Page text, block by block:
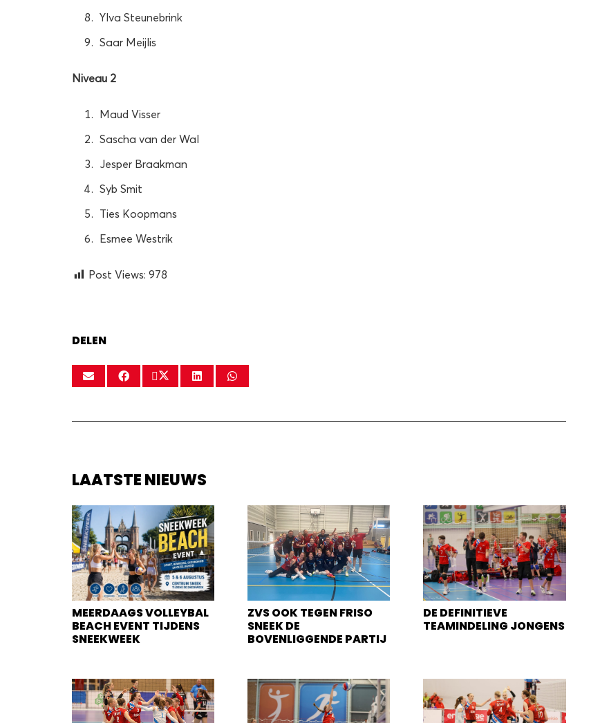
Ylva Steunebrink
Saar Meijlis
Niveau 2
Maud Visser
Sascha van der Wal
Jesper Braakman
Syb Smit
Ties Koopmans
Esmee Westrik
Post Views: 978
DELEN
LAATSTE NIEUWS
MEERDAAGS VOLLEYBAL
BEACH EVENT TIJDENS
SNEEKWEEK
ZVS OOK TEGEN FRISO
SNEEK DE
BOVENLIGGENDE PARTIJ
DE DEFINITIEVE
TEAMINDELING JONGENS